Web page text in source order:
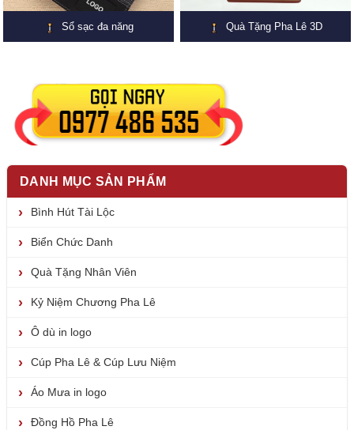
Sổ sạc đa năng Quà Tặng Pha Lê 3D
DANH MỤC SẢN PHẨM
Bình Hút Tài Lộc
Biển Chức Danh
Quà Tặng Nhân Viên
Kỷ Niệm Chương Pha Lê
Ô dù in logo
Cúp Pha Lê & Cúp Lưu Niệm
Áo Mưa in logo
Đồng Hồ Pha Lê